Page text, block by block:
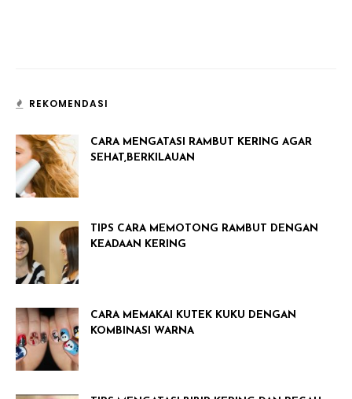
REKOMENDASI
CARA MENGATASI RAMBUT KERING AGAR
SEHAT,BERKILAUAN
TIPS CARA MEMOTONG RAMBUT DENGAN
KEADAAN KERING
CARA MEMAKAI KUTEK KUKU DENGAN
KOMBINASI WARNA